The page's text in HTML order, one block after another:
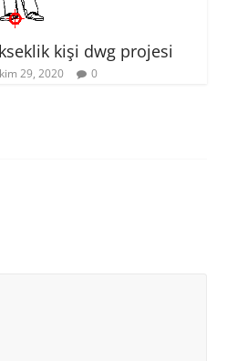
kişi dwg projesi
29, 2020 0